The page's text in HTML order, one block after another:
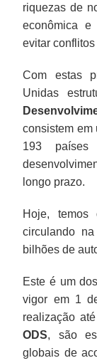
riquezas de
econômica
evitar
Com estas
Unidas
consistem em
193
longo prazo.
Hoje, temos
circulando
bilhões de
Este é um
vigor em 1
realização
ODS, são
globais de